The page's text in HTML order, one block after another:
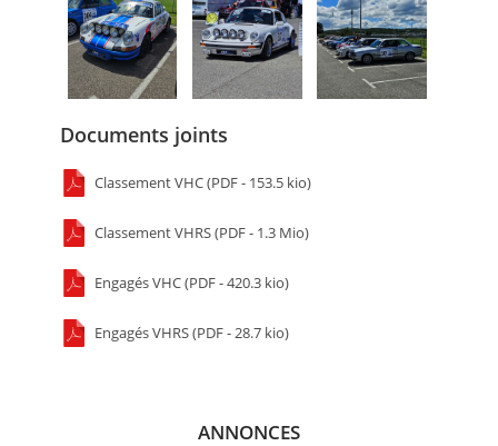
Documents joints
Classement VHC (PDF - 153.5 kio)
Classement VHRS (PDF - 1.3 Mio)
Engagés VHC (PDF - 420.3 kio)
Engagés VHRS (PDF - 28.7 kio)
ANNONCES